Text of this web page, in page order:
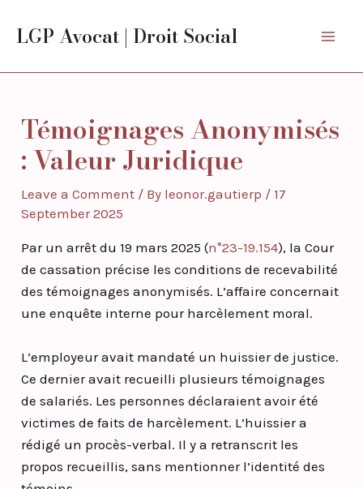
LGP Avocat | Droit Social
Témoignages Anonymisés
: Valeur Juridique
Leave a Comment / By leonor.gautierp / 17
September 2025
Par un arrêt du 19 mars 2025 (n°23-19.154), la Cour
de cassation précise les conditions de recevabilité
des témoignages anonymisés. L’affaire concernait
une enquête interne pour harcèlement moral.
L’employeur avait mandaté un huissier de justice.
Ce dernier avait recueilli plusieurs témoignages
de salariés. Les personnes déclaraient avoir été
victimes de faits de harcèlement. L’huissier a
rédigé un procès-verbal. Il y a retranscrit les
propos recueillis, sans mentionner l’identité des
navigation